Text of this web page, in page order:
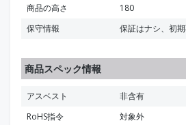
商品の高さ
180
保守情報
保証はナシ、初
商品スペック情報
アスベスト
非含有
RoHS指令
対象外